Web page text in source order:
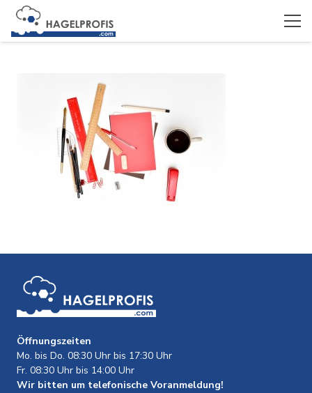
Öffnungszeiten
Mo. bis Do. 08:30 Uhr bis 17:30 Uhr
Fr. 08:30 Uhr bis 14:00 Uhr
Wir bitten um telefonische Voranmeldung!